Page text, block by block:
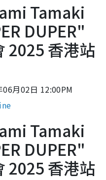
Tamaki
DUPER"
2025 香港站
月02日 12:00PM
Tamaki
DUPER"
2025 香港站